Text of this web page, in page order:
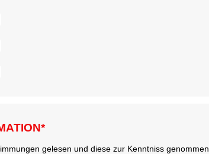
gelesen und diese zur Kenntniss genommen